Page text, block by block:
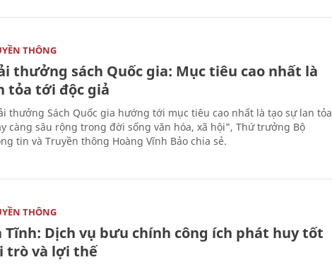
THÔNG
thưởng sách Quốc gia: Mục tiêu cao nhất là
tỏa tới độc giả
thưởng Sách Quốc gia hướng tới mục tiêu cao nhất là tạo sự lan tỏa
càng sâu rộng trong đời sống văn hóa, xã hội", Thứ trưởng Bộ
tin và Truyền thông Hoàng Vĩnh Bảo chia sẻ.
THÔNG
Tĩnh: Dịch vụ bưu chính công ích phát huy tốt
trò và lợi thế